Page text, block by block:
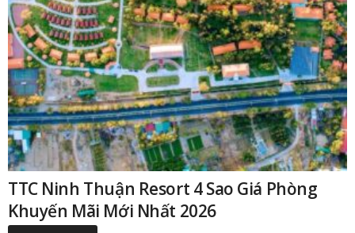
TTC Ninh Thuận Resort 4 Sao Giá Phòng
Khuyến Mãi Mới Nhất 2026